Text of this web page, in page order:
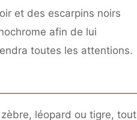
et des escarpins noirs
afin de lui
toutes les attentions.
léopard ou tigre, tout